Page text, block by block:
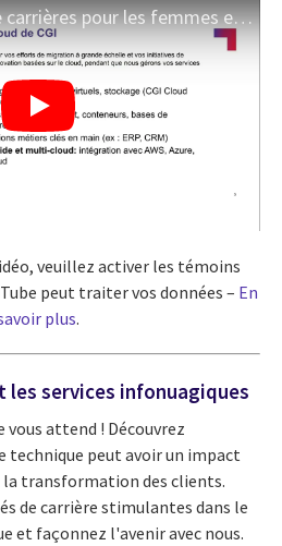
Laboratoire de carrières pour les femmes en TI 2025: la transformation et les services infonuagiques
veuillez activer les témoins
peut traiter vos données – En
plus.
services infonuagiques
vous attend ! Découvrez
peut avoir un impact
transformation des clients.
de carrière stimulantes dans le
et façonnez l'avenir avec nous.